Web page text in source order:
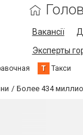
Вакансії
Эксперты
Т Такси
Более 434